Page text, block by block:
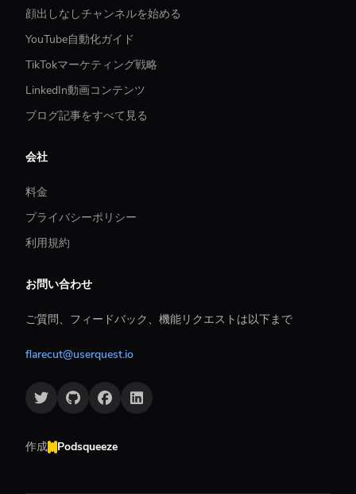
顔出しなしチャンネルを始める
YouTube自動化ガイド
TikTokマーケティング戦略
LinkedIn動画コンテンツ
ブログ記事をすべて見る
会社
料金
プライバシーポリシー
利用規約
お問い合わせ
ご質問、フィードバック、機能リクエストは以下まで
flarecut@userquest.io
作成 Podsqueeze